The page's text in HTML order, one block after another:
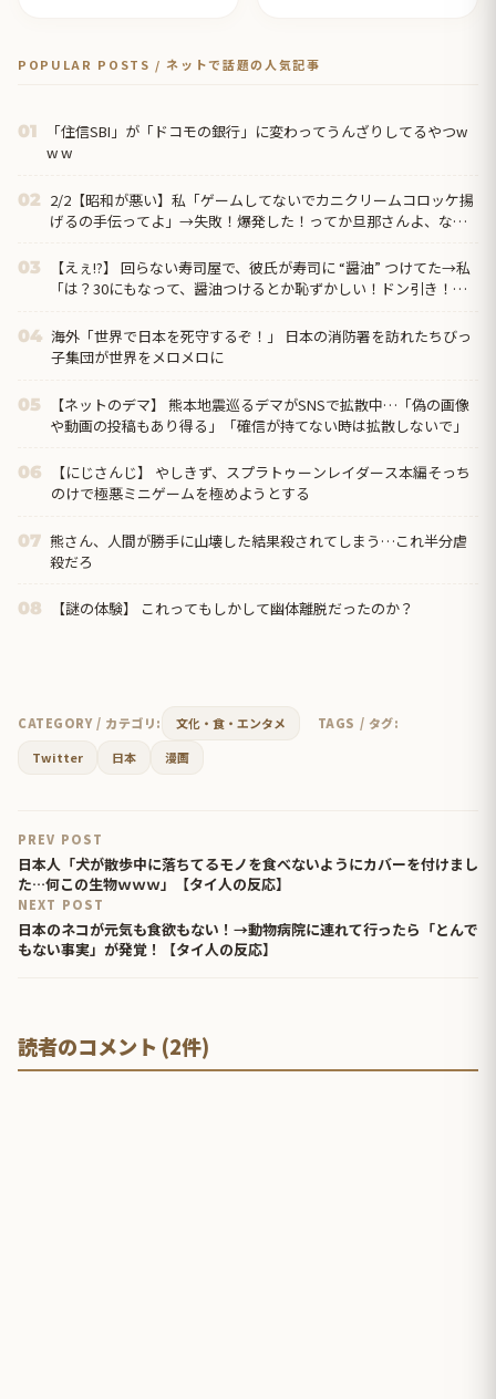
POPULAR POSTS / ネットで話題の人気記事
01
「住信SBI」が「ドコモの銀行」に変わってうんざりしてるやつw
w w
02 2/2【昭和が悪い】私「ゲームしてないでカニクリームコロッケ揚
げるの手伝ってよ」→失敗！爆発した！ってか旦那さんよ、なん
03
【えぇ!?】 回らない寿司屋で、彼氏が寿司に “醤油” つけてた→私
「は？30にもなって、醤油つけるとか恥ずかしい！ドン引き！低
04 海外「世界で日本を死守するぞ！」 日本の消防署を訪れたちびっ
子集団が世界をメロメロに
05
【ネットのデマ】 熊本地震巡るデマがSNSで拡散中…「偽の画像
や動画の投稿もあり得る」「確信が持てない時は拡散しないで」
06
【にじさんじ】 やしきず、スプラトゥーンレイダース本編そっち
のけで極悪ミニゲームを極めようとする
07 熊さん、人間が勝手に山壊した結果殺されてしまう…これ半分虐
殺だろ
08 【謎の体験】 これってもしかして幽体離脱だったのか？
CATEGORY / カテゴリ: 文化・食・エンタメ
TAGS / タグ:
Twitter
日本 漫画
PREV POST
日本人「犬が散歩中に落ちてるモノを食べないようにカバーを付けまし
た…何この生物ｗｗｗ」【タイ人の反応】
NEXT POST
日本のネコが元気も食欲もない！→動物病院に連れて行ったら「とんで
もない事実」が発覚！【タイ人の反応】
読者のコメント (2件)